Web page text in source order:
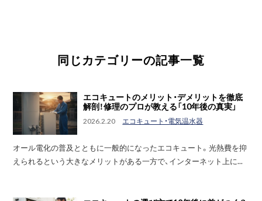
同じカテゴリーの記事一覧
エコキュートのメリット・デメリットを徹底
解剖！修理のプロが教える「10年後の真実」
2026.2.20 エコキュート・電気温水器
オール電化の普及とともに一般的になったエコキュート。光熱費を抑
えられるという大きなメリットがある一方で、インターネット上に...